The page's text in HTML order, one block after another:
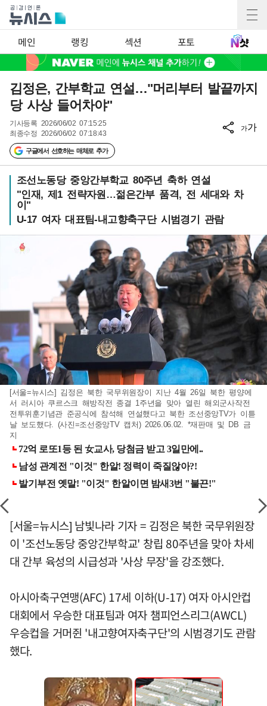
메인 랭킹 섹션 포토
김정은, 간부학교 연설…"머리부터 발끝까지
당 사상 들어차야"
기사등록 2026/06/02 07:15:25
최종수정 2026/06/02 07:18:43
구글에서 선호하는 매체로 추가
가가
조선노동당 중앙간부학교 80주년 축하 연설
"인재, 제1 전략자원…젊은간부 품격, 전 세대와 차
이"
U-17 여자 대표팀-내고향축구단 시범경기 관람
[서울=뉴시스] 김정은 북한 국무위원장이 지난 4월 26일 북한 평양에
서 러시아 쿠르스크 해방작전 종결 1주년을 맞아 열린 해외군사작전
전투위훈기념관 준공식에 참석해 연설했다고 북한 조선중앙TV가 이튿
날 보도했다. (사진=조선중앙TV 캡처) 2026.06.02. *재판매 및 DB 금
지
[서울=뉴시스] 남빛나라 기자 = 김정은 북한 국무위원장
이 '조선노동당 중앙간부학교' 창립 80주년을 맞아 차세
대 간부 육성의 시급성과 '사상 무장'을 강조했다.
아시아축구연맹(AFC) 17세 이하(U-17) 여자 아시안컵
대회에서 우승한 대표팀과 여자 챔피언스리그(AWCL)
우승컵을 거머쥔 '내고향여자축구단'의 시범경기도 관람
했다.